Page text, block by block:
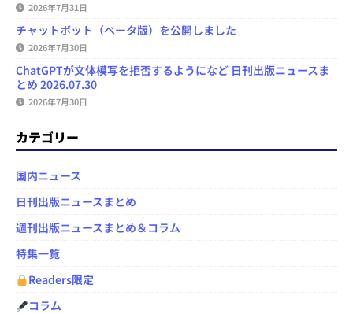
2026年7月31日
チャットボット（ベータ版）を公開しました
2026年7月30日
ChatGPTが文体模写を拒否するようになど 日刊出版ニュースま
とめ 2026.07.30
2026年7月30日
カテゴリー
国内ニュース
日刊出版ニュースまとめ
週刊出版ニュースまとめ＆コラム
特集一覧
Readers限定
コラム